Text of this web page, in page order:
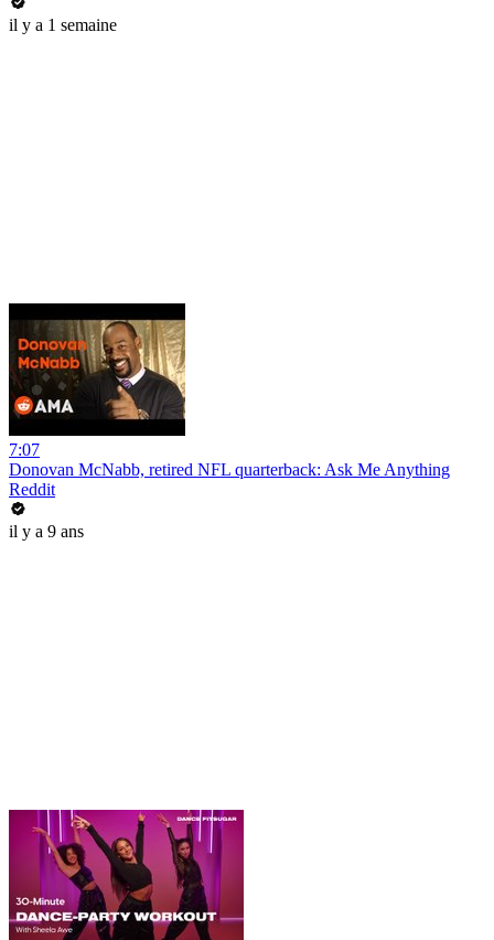
il y a 1 semaine
7:07
Donovan McNabb, retired NFL quarterback: Ask Me Anything
Reddit
il y a 9 ans